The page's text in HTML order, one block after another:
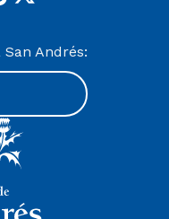
Andrés: